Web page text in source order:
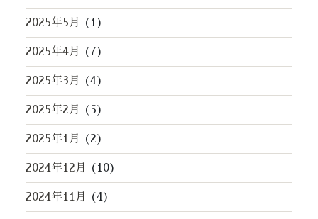
2025年5月 (1)
2025年4月 (7)
2025年3月 (4)
2025年2月 (5)
2025年1月 (2)
2024年12月 (10)
2024年11月 (4)